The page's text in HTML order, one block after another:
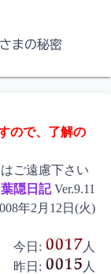
まの秘密
ので、了解の
ご遠慮下さい
葉隠日記Ver.9.11
年2月12日(火)
今日:
人
昨日:
人